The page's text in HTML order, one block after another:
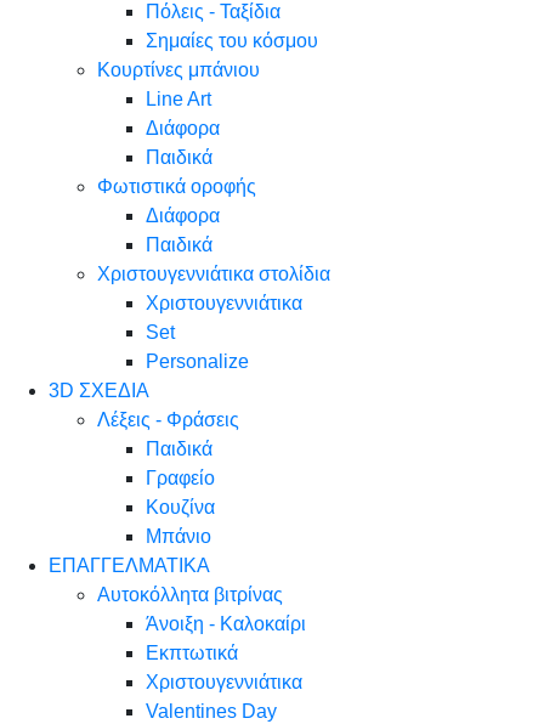
Πόλεις - Ταξίδια
Σημαίες του κόσμου
Κουρτίνες μπάνιου
Line Art
Διάφορα
Παιδικά
Φωτιστικά οροφής
Διάφορα
Παιδικά
Χριστουγεννιάτικα στολίδια
Χριστουγεννιάτικα
Set
Personalize
3D ΣΧΕΔΙΑ
Λέξεις - Φράσεις
Παιδικά
Γραφείο
Κουζίνα
Μπάνιο
ΕΠΑΓΓΕΛΜΑΤΙΚΑ
Αυτοκόλλητα βιτρίνας
Άνοιξη - Καλοκαίρι
Εκπτωτικά
Χριστουγεννιάτικα
Valentines Day